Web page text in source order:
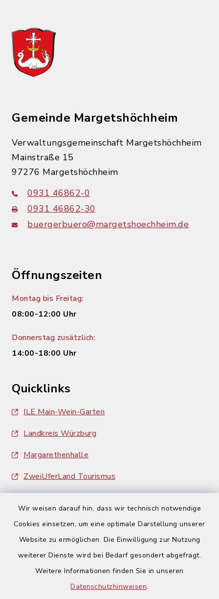
Wir weisen darauf hin, dass wir technisch notwendige
Cookies einsetzen, um eine optimale Darstellung unserer
Website zu ermöglichen. Die Einwilligung zur Nutzung
weiterer Dienste wird bei Bedarf gesondert abgefragt.
Weitere Informationen finden Sie in unseren
Datenschutzhinweisen.
Gemeinde Margetshöchheim
Verwaltungsgemeinschaft Margetshöchheim
Mainstraße 15
97276 Margetshöchheim
0931 46862-0
0931 46862-30
buergerbuero@margetshoechheim.de
Öffnungszeiten
Montag bis Freitag:
08:00-12:00 Uhr
Donnerstag zusätzlich:
14:00-18:00 Uhr
Quicklinks
ILE Main-Wein-Garten
Landkreis Würzburg
Margarethenhalle
ZweiUferLand Tourismus
Barrierefreiheit